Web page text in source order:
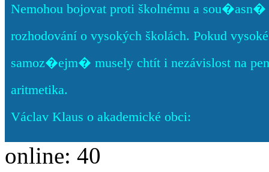
Nemohou bojovat proti školnému a
rozhodování o vysokých školách. Pokud
samoz�ejm� musely chtít i nezávislost na
aritmetika.
Václav Klaus o akademické obci:
online: 40